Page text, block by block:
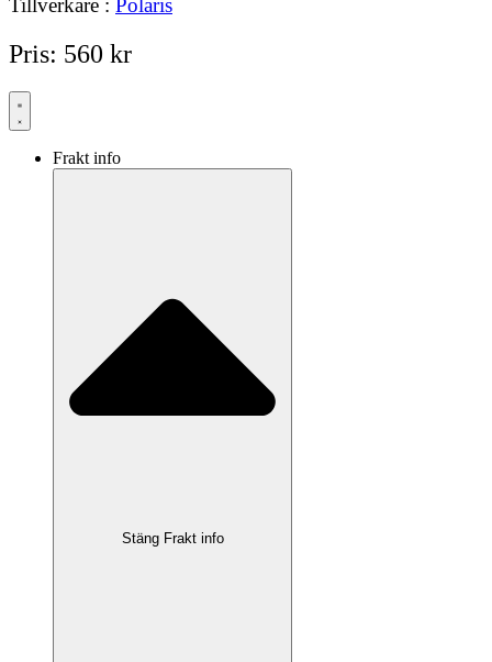
Tillverkare : Polaris
Pris: 560 kr
Frakt info
Stäng Frakt info